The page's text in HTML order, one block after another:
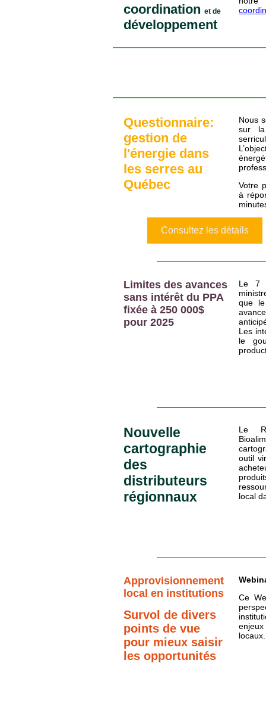
coordination et de
développement
Questionnaire:
gestion de
l'énergie dans
les serres au
Québec
Nous
sur la
Votre
à
Consultez les détails
Limites des avances
sans intérêt du PPA
fixée à 250 000$
pour 2025
Le 7
que
Les
le
Nouvelle
cartographie
des
distributeurs
régionnaux
Le
outil
local
Approvisionnement
local en institutions
Survol de divers
points de vue
pour mieux saisir
les opportunités
Ce
locaux.